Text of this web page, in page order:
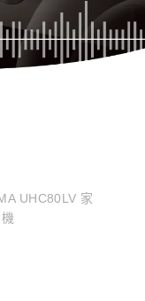
UHC80LV 家